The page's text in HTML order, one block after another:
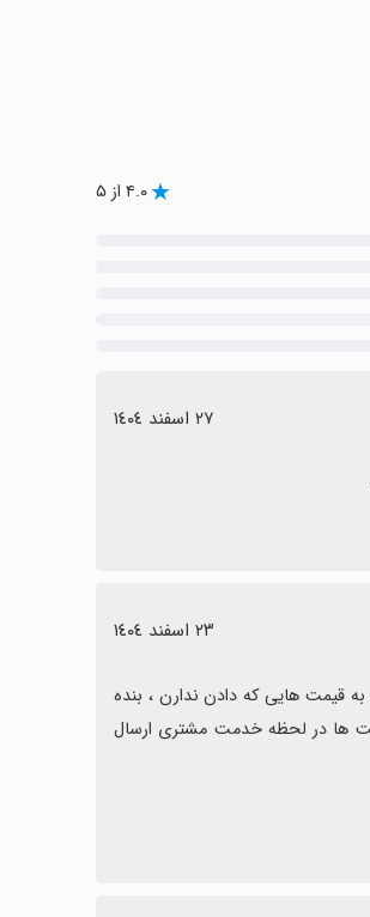
۴.۰ از ۵
٢٧ اسفند ١٤٠٤
٢٣ اسفند ١٤٠٤